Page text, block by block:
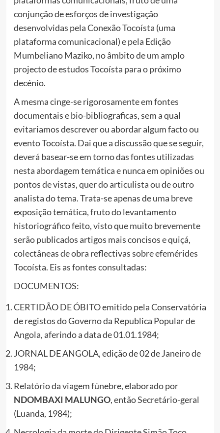
conjunção de esforços de investigação
desenvolvidas pela Conexão Tocoísta (uma
plataforma comunicacional) e pela Edição
Mumbeliano Maziko, no âmbito de um amplo
projecto de estudos Tocoísta para o próximo
decénio.
A mesma cinge-se rigorosamente em fontes
documentais e bio-bibliograficas, sem a qual
evitariamos descrever ou abordar algum facto ou
evento Tocoísta. Dai que a discussão que se seguir,
deverá basear-se em torno das fontes utilizadas
nesta abordagem temática e nunca em opiniões ou
pontos de vistas, quer do articulista ou de outro
analista do tema. Trata-se apenas de uma breve
exposição temática, fruto do levantamento
historiográfico feito, visto que muito brevemente
serão publicados artigos mais concisos e quiçá,
colectâneas de obra reflectivas sobre efemérides
Tocoísta. Eis as fontes consultadas:
DOCUMENTOS:
CERTIDÃO DE ÓBITO emitido pela Conservatória
de registos do Governo da Republica Popular de
Angola, aferindo a data de 01.01.1984;
JORNAL DE ANGOLA, edição de 02 de Janeiro de
1984;
Relatório da viagem fúnebre, elaborado por
NDOMBAXI MALUNGO, então Secretário-geral
(Luanda, 1984);